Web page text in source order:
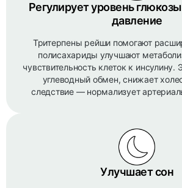
Регулирует уровень
давление
Тритерпены рейши помогают
полисахариды улучшают
чувствительность клеток к инсулину.
углеводный обмен, снижает
следствие — нормализует
Улучшает сон